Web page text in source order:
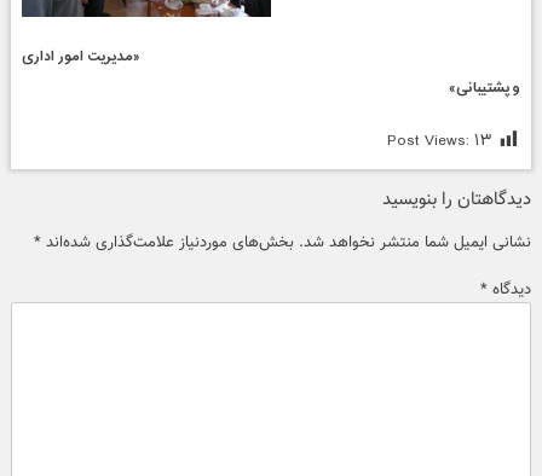
«مدیریت امور اداری
و پشتیبانی»
Post Views: ۱۳
دیدگاهتان را بنویسید
نشانی ایمیل شما منتشر نخواهد شد. بخش‌های موردنیاز علامت‌گذاری شده‌اند *
دیدگاه *